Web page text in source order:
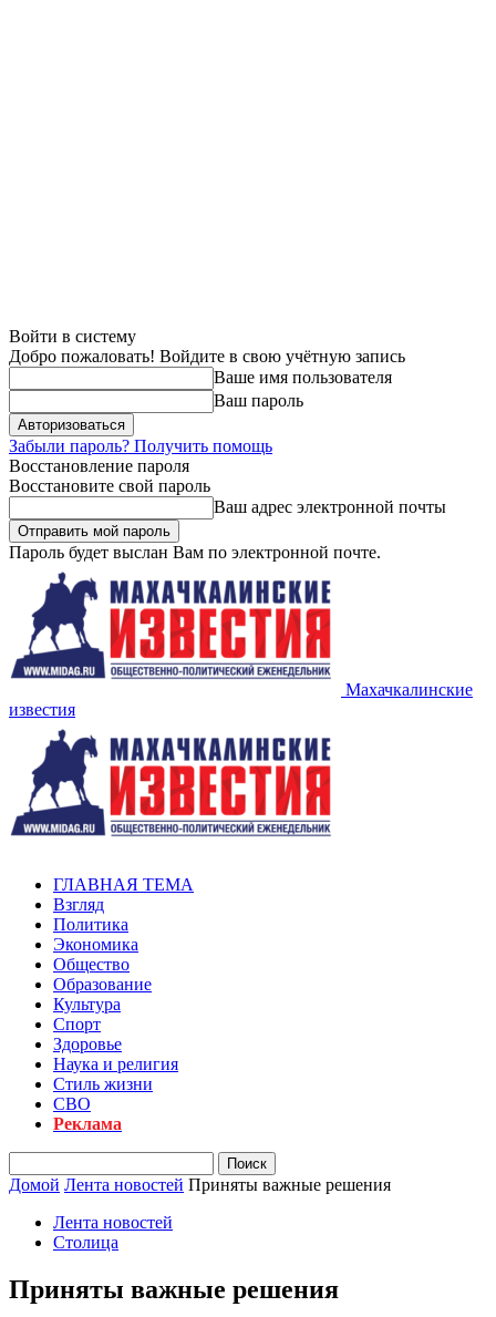
Войти в систему
Добро пожаловать! Войдите в свою учётную запись
Ваше имя пользователя
Ваш пароль
Забыли пароль? Получить помощь
Восстановление пароля
Восстановите свой пароль
Ваш адрес электронной почты
Пароль будет выслан Вам по электронной почте.
Махачкалинские
известия
ГЛАВНАЯ ТЕМА
Взгляд
Политика
Экономика
Общество
Образование
Культура
Спорт
Здоровье
Наука и религия
Стиль жизни
СВО
Реклама
Домой Лента новостей Приняты важные решения
Лента новостей
Столица
Приняты важные решения